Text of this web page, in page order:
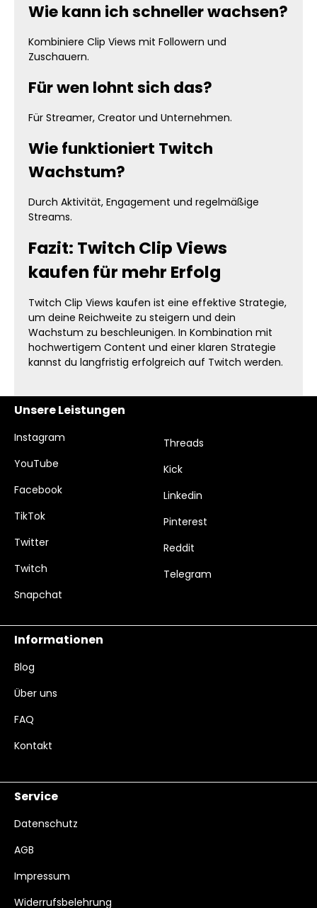
Wie kann ich schneller wachsen?
Kombiniere Clip Views mit Followern und
Zuschauern.
Für wen lohnt sich das?
Für Streamer, Creator und Unternehmen.
Wie funktioniert Twitch
Wachstum?
Durch Aktivität, Engagement und regelmäßige
Streams.
Fazit: Twitch Clip Views
kaufen für mehr Erfolg
Twitch Clip Views kaufen ist eine effektive Strategie,
um deine Reichweite zu steigern und dein
Wachstum zu beschleunigen. In Kombination mit
hochwertigem Content und einer klaren Strategie
kannst du langfristig erfolgreich auf Twitch werden.
Unsere Leistungen
Instagram
YouTube
Facebook
TikTok
Twitter
Twitch
Snapchat
Threads
Kick
Linkedin
Pinterest
Reddit
Telegram
Informationen
Blog
Über uns
FAQ
Kontakt
Service
Datenschutz
AGB
Impressum
Widerrufsbelehrung